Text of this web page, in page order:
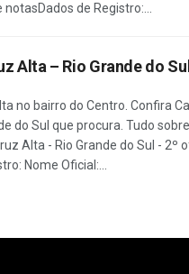
de Registro:...
Alta – Rio Grande do
no bairro do Centro. Confira
do Sul que procura. Tudo
Alta - Rio Grande do Sul - 2º
Nome Oficial:...